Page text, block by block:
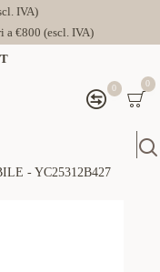
IVA)
€800 (escl. IVA)
0 0
- YC25312B427